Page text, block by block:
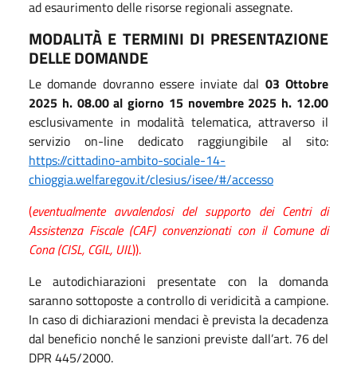
ad esaurimento delle risorse regionali assegnate.
MODALITÀ E TERMINI DI PRESENTAZIONE
DELLE DOMANDE
Le domande dovranno essere inviate dal 03 Ottobre
2025 h. 08.00 al giorno 15 novembre 2025 h. 12.00
esclusivamente in modalità telematica, attraverso il
servizio on-line dedicato raggiungibile al sito:
https://cittadino-ambito-sociale-14-
chioggia.welfaregov.it/clesius/isee/#/accesso
(eventualmente avvalendosi del supporto dei Centri di
Assistenza Fiscale (CAF) convenzionati con il Comune di
Cona (CISL, CGIL, UIL)).
Le autodichiarazioni presentate con la domanda
saranno sottoposte a controllo di veridicità a campione.
In caso di dichiarazioni mendaci è prevista la decadenza
dal beneficio nonché le sanzioni previste dall’art. 76 del
DPR 445/2000.